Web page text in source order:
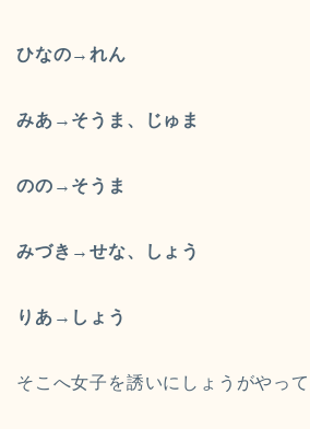
ひなの→れん
みあ → そうま、じゅま
のの → そうま
みづき →せな、しょう
りあ → しょう
そこへ女子を誘いにしょうがやって